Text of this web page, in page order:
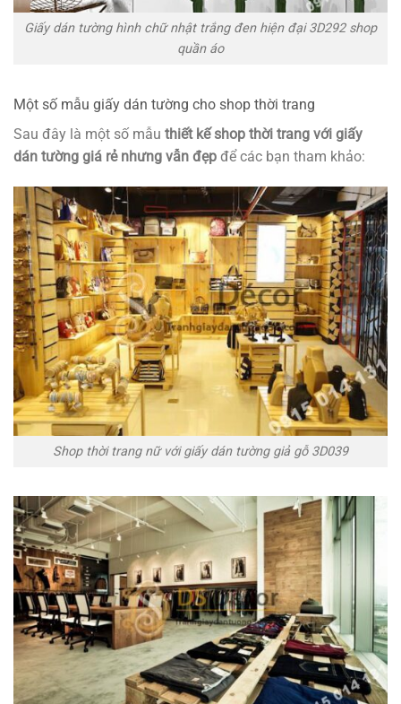
Giấy dán tường hình chữ nhật trắng đen hiện đại 3D292 shop
quần áo
Một số mẫu giấy dán tường cho shop thời trang
Sau đây là một số mẫu thiết kế shop thời trang với giấy
dán tường giá rẻ nhưng vẫn đẹp để các bạn tham khảo:
Shop thời trang nữ với giấy dán tường giả gỗ 3D039